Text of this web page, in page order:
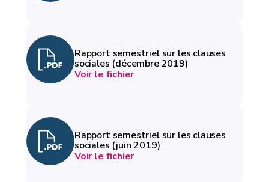
Rapport semestriel sur les clauses
sociales (décembre 2019)
Voir le fichier
Rapport semestriel sur les clauses
sociales (juin 2019)
Voir le fichier